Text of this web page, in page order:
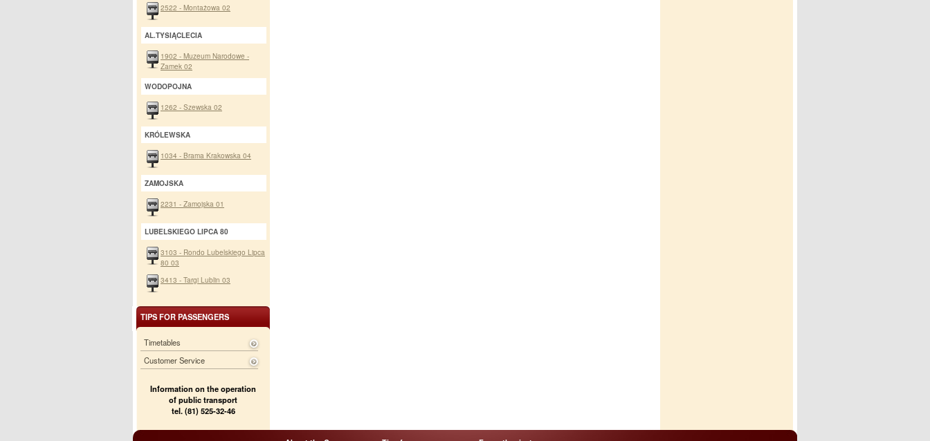
2522 - Montażowa 02
AL.TYSIĄCLECIA
1902 - Muzeum Narodowe -
Zamek 02
WODOPOJNA
1262 - Szewska 02
KRÓLEWSKA
1034 - Brama Krakowska 04
ZAMOJSKA
2231 - Zamojska 01
LUBELSKIEGO LIPCA 80
3103 - Rondo Lubelskiego Lipca
80 03
3413 - Targi Lublin 03
TIPS FOR PASSENGERS
Timetables
Customer Service
Information on the operation
of public transport
tel. (81) 525-32-46